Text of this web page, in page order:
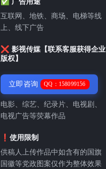
互联网、地铁、商场、电梯等线
上、线下广告
❌ 影视传媒【联系客服获得企业
版权】
立即咨询 QQ：158099156
电影、综艺、纪录片、电视剧、
电视广告等荧幕作品
❗️使用限制
供稿人上传作品中如含有的国旗
国徽等党政图案仅作为整体效果